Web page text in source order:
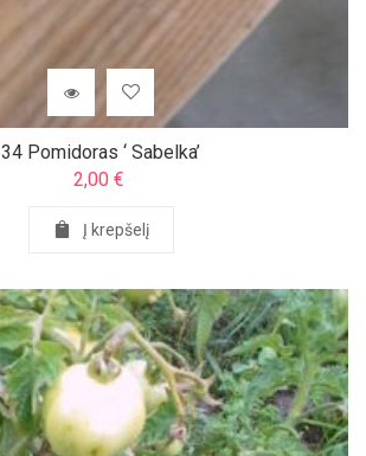
34 Pomidoras ‘ Sabelka’
2,00 €
Į krepšelį